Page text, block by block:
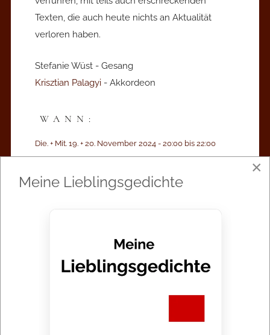
Texten, die auch heute nichts an Aktualität
verloren haben.
Stefanie Wüst - Gesang
Krisztian Palagyi - Akkordeon
WANN:
Die. + Mit. 19. + 20. November 2024 - 20:00 bis 22:00
WO:
DAUER:
×
Meine Lieblingsgedichte